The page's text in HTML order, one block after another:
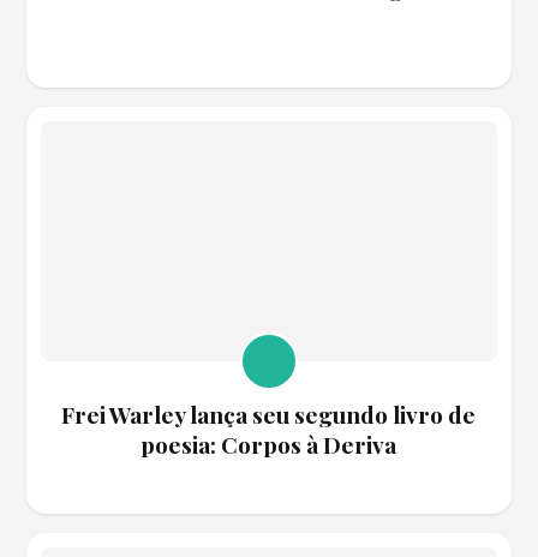
Frei Warley lança seu segundo livro de
poesia: Corpos à Deriva